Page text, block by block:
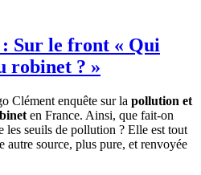
: Sur le front « Qui
robinet ? »
Clément enquête sur la pollution et
en France. Ainsi, que fait-on
les seuils de pollution ? Elle est tout
autre source, plus pure, et renvoyée